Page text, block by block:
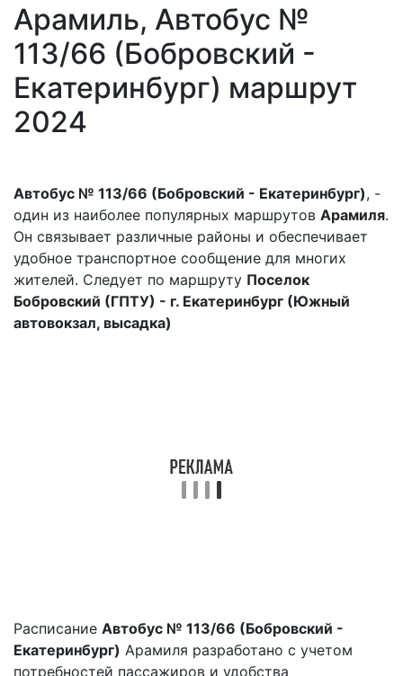
Арамиль, Автобус №
113/66 (Бобровский -
Екатеринбург) маршрут
2024
Автобус № 113/66 (Бобровский - Екатеринбург), -
один из наиболее популярных маршрутов Арамиля.
Он связывает различные районы и обеспечивает
удобное транспортное сообщение для многих
жителей. Следует по маршруту Поселок
Бобровский (ГПТУ) - г. Екатеринбург (Южный
автовокзал, высадка)
Расписание Автобус № 113/66 (Бобровский -
Екатеринбург) Арамиля разработано с учетом
потребностей пассажиров и удобства